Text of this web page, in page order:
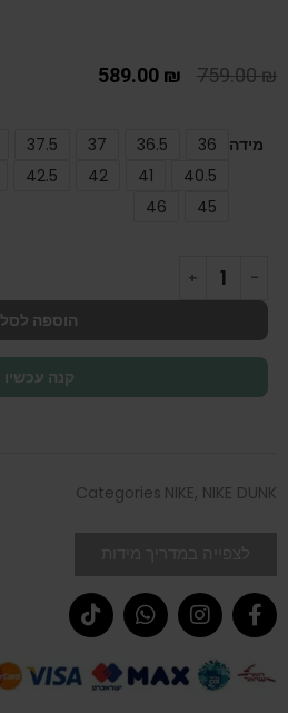
759.00₪
589.00 ₪
מידה 36
36.5
37
37.5
40.5
41
42
42.5
45
46
הוספה לסל
קנה עכשיו
Categories NIKE, NIKE DUNK